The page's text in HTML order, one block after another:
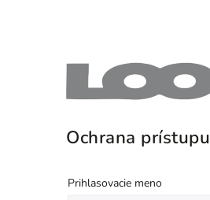
Ochrana prístupu
Prihlasovacie meno